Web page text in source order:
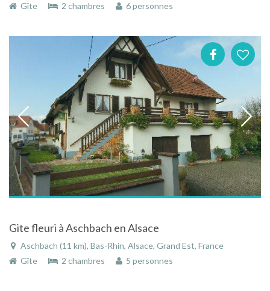
Gîte
2 chambres 6 personnes
Gite fleuri à Aschbach en Alsace
Aschbach (11 km), Bas-Rhin, Alsace, Grand Est, France
Gîte
2 chambres 5 personnes